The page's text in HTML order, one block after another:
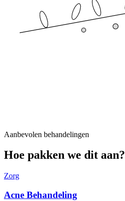
Aanbevolen behandelingen
Hoe pakken we dit aan?
Zorg
Acne Behandeling